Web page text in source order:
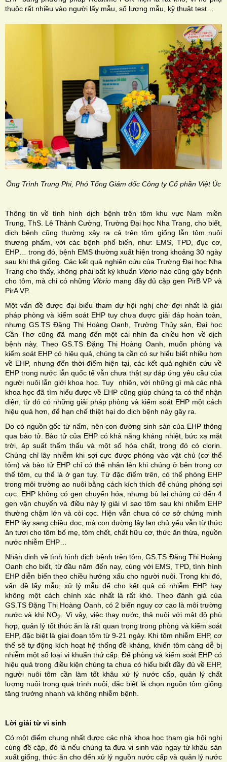
thuộc rất nhiều vào người lấy mẫu, số lượng mẫu, kỹ thuật test…
Ông Trình Trung Phi, Phó Tổng Giám đốc Công ty Cổ phần Việt Úc
Thông tin về tình hình dịch bệnh trên tôm khu vực Nam miền
Trung, ThS. Lê Thành Cường, Trường Đại học Nha Trang, cho biết,
dịch bệnh cũng thường xảy ra cả trên tôm giống lẫn tôm nuôi
thương phẩm, với các bệnh phổ biến, như: EMS, TPD, đục cơ,
EHP… trong đó, bệnh EMS thường xuất hiện trong khoảng 30 ngày
sau khi thả giống. Các kết quả nghiên cứu của Trường Đại học Nha
Trang cho thấy, không phải bất kỳ khuẩn Vibrio nào cũng gây bệnh
cho tôm, mà chỉ có những Vibrio mang đầy đủ cặp gen PirB VP và
PirA VP.
Một vấn đề được đại biểu tham dự hội nghị chờ đợi nhất là giải
pháp phòng và kiểm soát EHP tuy chưa được giải đáp hoàn toàn,
nhưng GS.TS Đặng Thị Hoàng Oanh, Trường Thủy sản, Đại học
Cần Thơ cũng đã mang đến một cái nhìn đa chiều hơn về dịch
bệnh này. Theo GS.TS Đặng Thị Hoàng Oanh, muốn phòng và
kiểm soát EHP có hiệu quả, chúng ta cần có sự hiểu biết nhiều hơn
về EHP, nhưng đến thời điểm hiện tại, các kết quả nghiên cứu về
EHP trong nước lẫn quốc tế vẫn chưa thật sự đáp ứng yêu cầu của
người nuôi lẫn giới khoa học. Tuy nhiên, với những gì mà các nhà
khoa học đã tìm hiểu được về EHP cũng giúp chúng ta có thể nhận
diện, từ đó có những giải pháp phòng và kiểm soát EHP một cách
hiệu quả hơn, để hạn chế thiệt hại do dịch bệnh này gây ra.
Do có nguồn gốc từ nấm, nên con đường sinh sản của EHP thông
qua bào tử. Bào tử của EHP có khả năng kháng nhiệt, bức xạ mặt
trời, áp suất thẩm thấu và một số hóa chất, trong đó có clorin.
Chúng chỉ lây nhiễm khi sợi cực được phóng vào vật chủ (cơ thể
tôm) và bào tử EHP chỉ có thể nhân lên khi chúng ở bên trong cơ
thể tôm, cụ thể là ở gan tụy. Từ đặc điểm trên, có thể phòng EHP
trong môi trường ao nuôi bằng cách kích thích để chúng phóng sợi
cực. EHP không có gen chuyển hóa, nhưng bù lại chúng có đến 4
gen vận chuyển và điều này lý giải vì sao tôm sau khi nhiễm EHP
thường chậm lớn và còi cọc. Hiện vẫn chưa có cơ sở chứng minh
EHP lây sang chiều dọc, mà con đường lây lan chủ yếu vẫn từ thức
ăn tươi cho tôm bố mẹ, tôm chết, chất hữu cơ, thức ăn thừa, nguồn
nước nhiễm EHP…
Nhận định về tình hình dịch bệnh trên tôm, GS.TS Đặng Thị Hoàng
Oanh cho biết, từ đầu năm đến nay, cùng với EMS, TPD, tình hình
EHP diễn biến theo chiều hướng xấu cho người nuôi. Trong khi đó,
vấn đề lấy mẫu, xử lý mẫu để cho kết quả có nhiễm EHP hay
không một cách chính xác nhất là rất khó. Theo đánh giá của
GS.TS Đặng Thị Hoàng Oanh, có 2 biến nguy cơ cao là môi trường
nước và khí NO2
. Vì vậy, việc thay nước, thả nuôi với mật độ phù
hợp, quản lý tốt thức ăn là rất quan trọng trong phòng và kiểm soát
EHP, đặc biệt là giai đoạn tôm từ 9-21 ngày. Khi tôm nhiễm EHP, cơ
thể sẽ tự động kích hoạt hệ thống đề kháng, khiến tôm càng dễ bị
nhiễm một số loại vi khuẩn thứ cấp. Để phòng và kiểm soát EHP có
hiệu quả trong điều kiện chúng ta chưa có hiểu biết đầy đủ về EHP,
người nuôi tôm cần làm tốt khâu xử lý nước cấp, quản lý chất
lượng nuôi trong quá trình nuôi, đặc biệt là chọn nguồn tôm giống
tăng trưởng nhanh và không nhiễm bệnh.
Lời giải từ vi sinh
Có một điểm chung nhất được các nhà khoa học tham gia hội nghị
cùng đề cập, đó là nếu chúng ta đưa vi sinh vào ngay từ khâu sản
xuất giống, thức ăn cho đến xử lý nguồn nước cấp và quản lý nước